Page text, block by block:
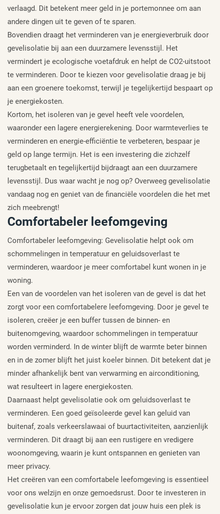
verlaagd. Dit betekent meer geld in je portemonnee om aan
andere dingen uit te geven of te sparen.
Bovendien draagt het verminderen van je energieverbruik door
gevelisolatie bij aan een duurzamere levensstijl. Het
vermindert je ecologische voetafdruk en helpt de CO2-uitstoot
te verminderen. Door te kiezen voor gevelisolatie draag je bij
aan een groenere toekomst, terwijl je tegelijkertijd bespaart op
je energiekosten.
Kortom, het isoleren van je gevel heeft vele voordelen,
waaronder een lagere energierekening. Door warmteverlies te
verminderen en energie-efficiëntie te verbeteren, bespaar je
geld op lange termijn. Het is een investering die zichzelf
terugbetaalt en tegelijkertijd bijdraagt aan een duurzamere
levensstijl. Dus waar wacht je nog op? Overweeg gevelisolatie
vandaag nog en geniet van de financiële voordelen die het met
zich meebrengt!
Comfortabeler leefomgeving
Comfortabeler leefomgeving: Gevelisolatie helpt ook om
schommelingen in temperatuur en geluidsoverlast te
verminderen, waardoor je meer comfortabel kunt wonen in je
woning.
Een van de voordelen van het isoleren van de gevel is dat het
zorgt voor een comfortabelere leefomgeving. Door je gevel te
isoleren, creëer je een buffer tussen de binnen- en
buitenomgeving, waardoor schommelingen in temperatuur
worden verminderd. In de winter blijft de warmte beter binnen
en in de zomer blijft het juist koeler binnen. Dit betekent dat je
minder afhankelijk bent van verwarming en airconditioning,
wat resulteert in lagere energiekosten.
Daarnaast helpt gevelisolatie ook om geluidsoverlast te
verminderen. Een goed geïsoleerde gevel kan geluid van
buitenaf, zoals verkeerslawaai of buurtactiviteiten, aanzienlijk
verminderen. Dit draagt bij aan een rustigere en vredigere
woonomgeving, waarin je kunt ontspannen en genieten van
meer privacy.
Het creëren van een comfortabele leefomgeving is essentieel
voor ons welzijn en onze gemoedsrust. Door te investeren in
gevelisolatie kun je ervoor zorgen dat jouw huis een plek is